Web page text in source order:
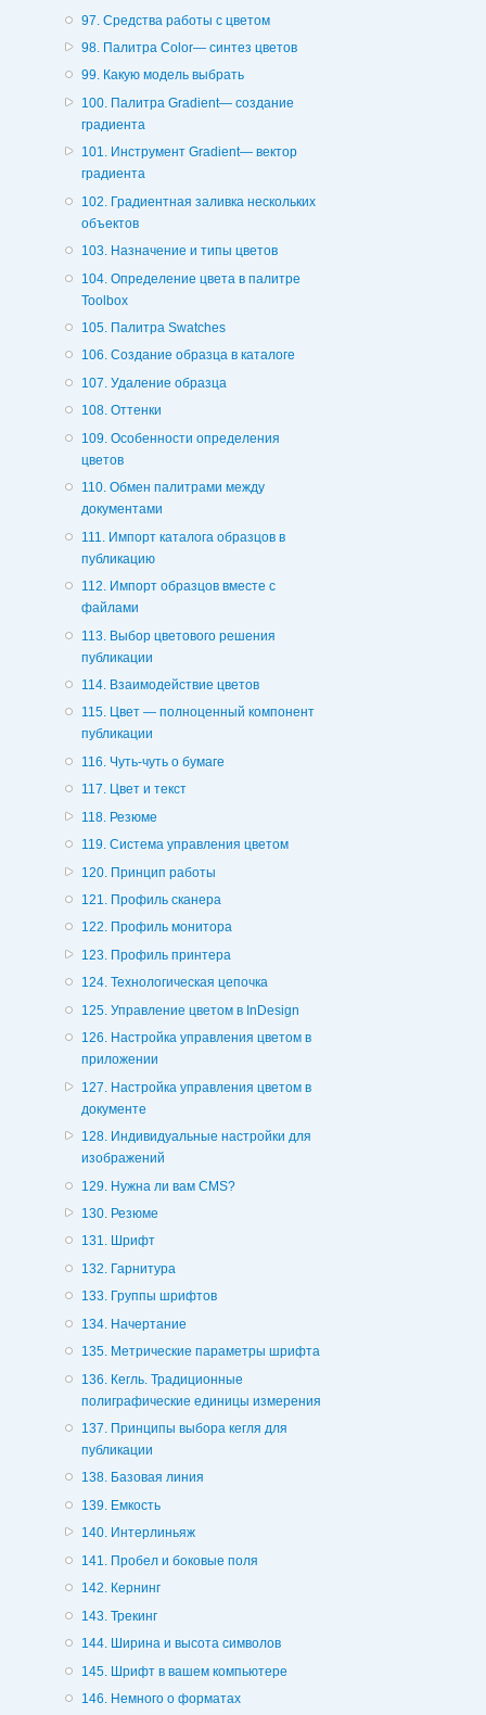
97. Средства работы с цветом
98. Палитра Color— синтез цветов
99. Какую модель выбрать
100. Палитра Gradient— создание
градиента
101. Инструмент Gradient— вектор
градиента
102. Градиентная заливка нескольких
объектов
103. Назначение и типы цветов
104. Определение цвета в палитре
Toolbox
105. Палитра Swatches
106. Создание образца в каталоге
107. Удаление образца
108. Оттенки
109. Особенности определения
цветов
110. Обмен палитрами между
документами
111. Импорт каталога образцов в
публикацию
112. Импорт образцов вместе с
файлами
113. Выбор цветового решения
публикации
114. Взаимодействие цветов
115. Цвет — полноценный компонент
публикации
116. Чуть-чуть о бумаге
117. Цвет и текст
118. Резюме
119. Система управления цветом
120. Принцип работы
121. Профиль сканера
122. Профиль монитора
123. Профиль принтера
124. Технологическая цепочка
125. Управление цветом в InDesign
126. Настройка управления цветом в
приложении
127. Настройка управления цветом в
документе
128. Индивидуальные настройки для
изображений
129. Нужна ли вам CMS?
130. Резюме
131. Шрифт
132. Гарнитура
133. Группы шрифтов
134. Начертание
135. Метрические параметры шрифта
136. Кегль. Традиционные
полиграфические единицы измерения
137. Принципы выбора кегля для
публикации
138. Базовая линия
139. Емкость
140. Интерлиньяж
141. Пробел и боковые поля
142. Кернинг
143. Трекинг
144. Ширина и высота символов
145. Шрифт в вашем компьютере
146. Немного о форматах